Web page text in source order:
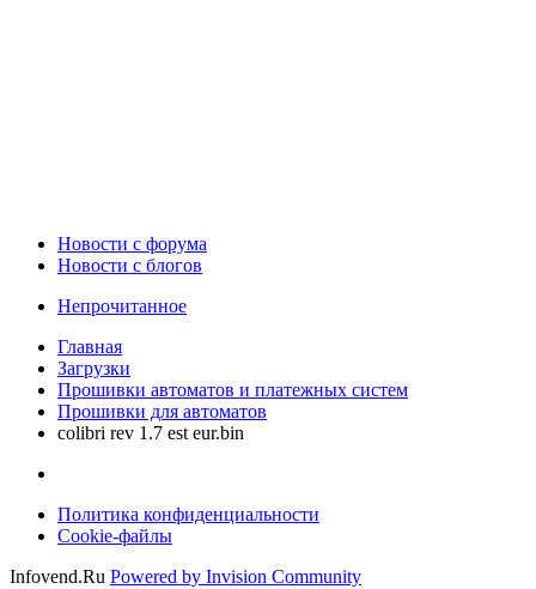
Новости c форума
Новости с блогов
Непрочитанное
Главная
Загрузки
Прошивки автоматов и платежных систем
Прошивки для автоматов
colibri rev 1.7 est eur.bin
Политика конфиденциальности
Cookie-файлы
Infovend.Ru Powered by Invision Community